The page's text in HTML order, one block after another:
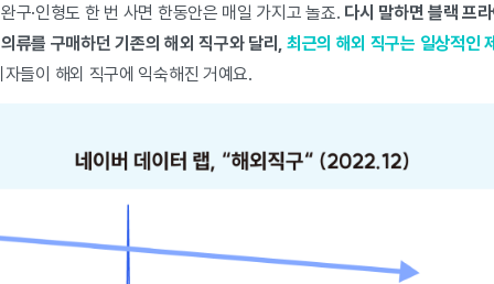
구·인형도 한 번 사면 한동안은 매일 가지고 놀죠. 다시 말하면 블랙 프
류를 구매하던 기존의 해외 직구와 달리, 최근의 해외 직구는 일상적인
들이 해외 직구에 익숙해진 거예요.